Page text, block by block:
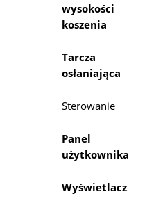
wysokości
koszenia
Tarcza
osłaniająca
Sterowanie
Panel
użytkownika
Wyświetlacz